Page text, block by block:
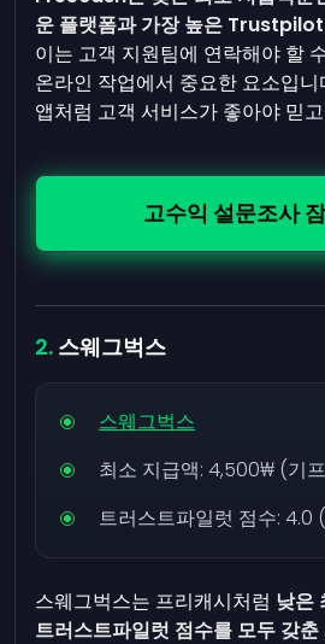
운 플랫폼과 가장 높은
이는 고객 지원팀에 연락해야 할
온라인 작업에서 중요한 요소입
앱처럼 고객 서비스가 좋아야 믿
고수익 설문조사
스웨그벅스
스웨그벅스
최소 지급액:4,500₩ (기
트러스트파일럿 점수: 4.0
스웨그벅스는 프리캐시처럼 낮은
트러스트파일럿 점수를 모두 갖춘